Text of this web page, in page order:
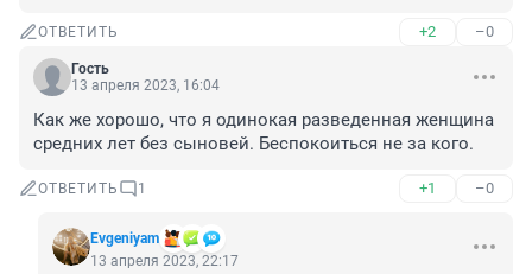
ОТВЕТИТЬ +2 –0
Гость
13 апреля 2023, 16:04
Как же хорошо, что я одинокая разведенная женщина
средних лет без сыновей. Беспокоиться не за кого.
ОТВЕТИТЬ 1 +1 –0
Evgeniyam
13 апреля 2023, 22:17